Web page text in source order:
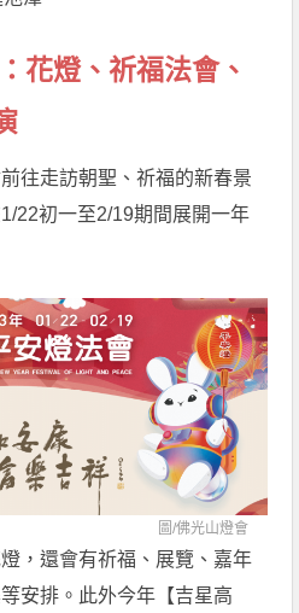
花燈、祈福法會、
往走訪朝聖、祈福的新春景
22初一至2/19期間展開一年
圖/佛光山燈會
，還會有祈福、展覽、嘉年
安排。此外今年【吉星高